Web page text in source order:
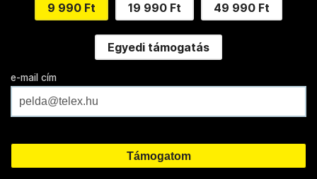
9 990 Ft 19 990 Ft 49 990 Ft
Egyedi támogatás
e-mail cím